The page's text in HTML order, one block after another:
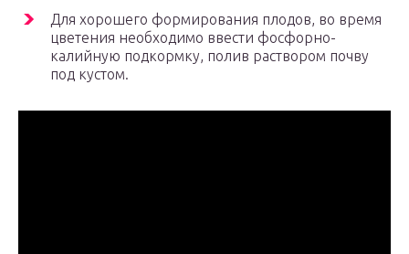
Для хорошего формирования плодов, во время
цветения необходимо ввести фосфорно-
калийную подкормку, полив раствором почву
под кустом.